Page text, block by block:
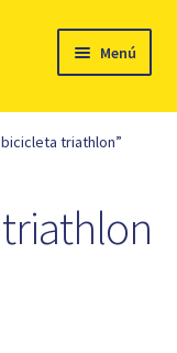
Menú
menú
hijo
triathlon”